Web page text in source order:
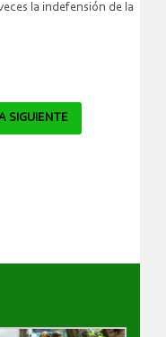
la indefensión de la
SIGUIENTE